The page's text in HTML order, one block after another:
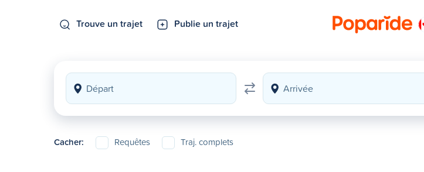
Trouve un trajet Publie un trajet
Cacher: Requêtes Traj. complets